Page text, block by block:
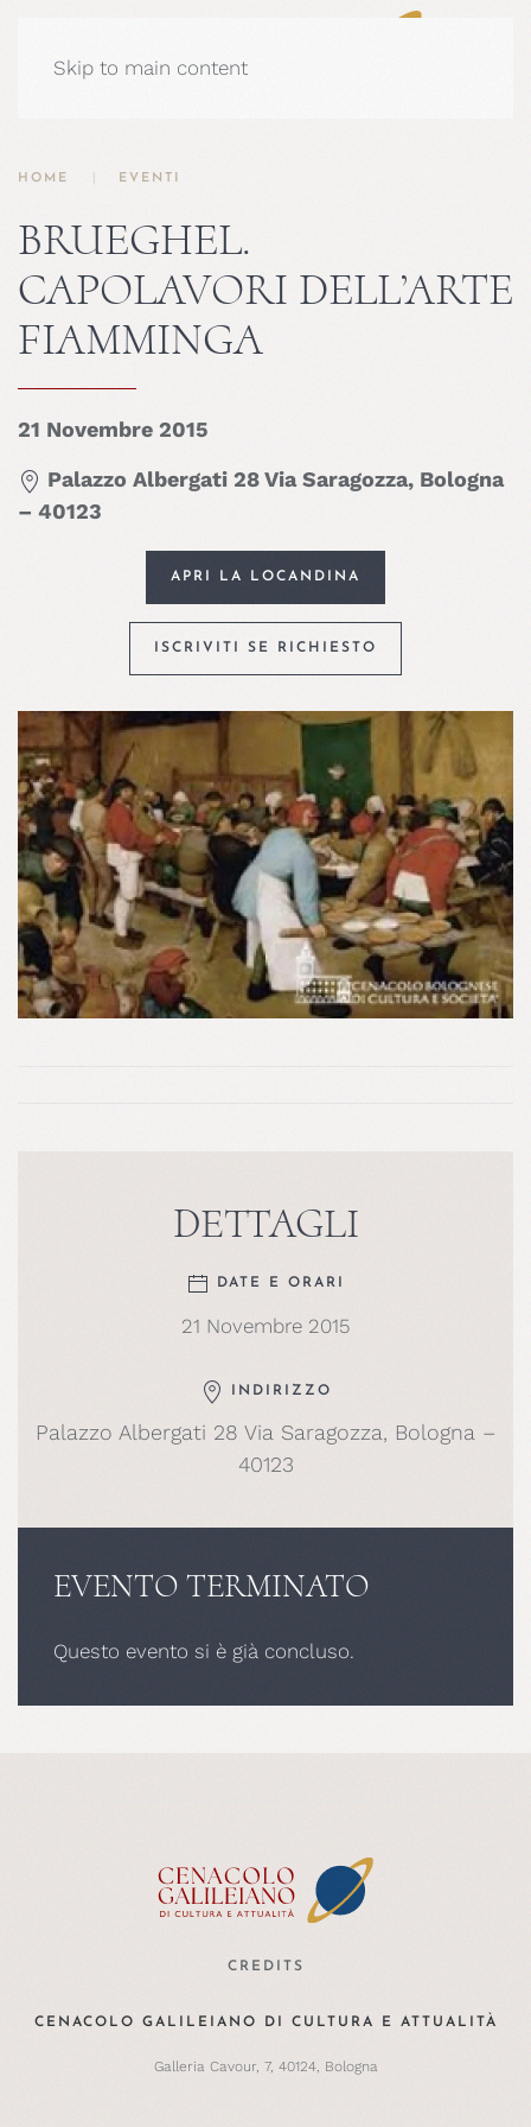
Skip to main content
HOME EVENTI
BRUEGHEL.
CAPOLAVORI DELL’ARTE
FIAMMINGA
21 Novembre 2015
Palazzo Albergati 28 Via Saragozza, Bologna
– 40123
APRI LA LOCANDINA
ISCRIVITI SE RICHIESTO
DETTAGLI
DATE E ORARI
21 Novembre 2015
INDIRIZZO
Palazzo Albergati 28 Via Saragozza, Bologna –
40123
EVENTO TERMINATO
Questo evento si è già concluso.
CREDITS
CENACOLO GALILEIANO DI CULTURA E ATTUALITÀ
Galleria Cavour, 7, 40124, Bologna